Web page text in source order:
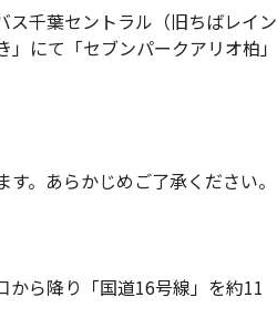
ス千葉セントラル（旧ちばレイン
にて「セブンパークアリオ柏」
。あらかじめご了承ください。
から降り「国道16号線」を約11